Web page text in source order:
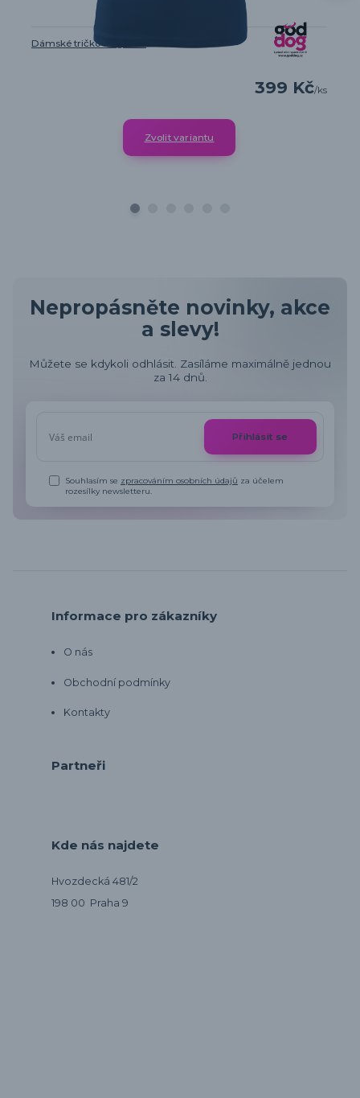
Dámské tričko Elegance
399 Kč/ks
Zvolit variantu
Nepropásněte novinky, akce
a slevy!
Můžete se kdykoli odhlásit. Zasíláme maximálně jednou
za 14 dnů.
Přihlásit se
Souhlasím se zpracováním osobních údajů za účelem
rozesílky newsletteru.
Informace pro zákazníky
O nás
Obchodní podmínky
Kontakty
Partneři
Kde nás najdete
Hvozdecká 481/2
198 00 Praha 9